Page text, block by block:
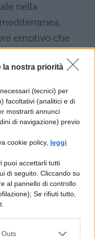
la nostra priorità
(tecnici) per
facoltativi (analitici e di
mostrarti annunci
di navigazione) previo
cookie policy, leggi
puoi accettarli tutti
di seguito. Cliccando su
al pannello di controllo
Se rifiuti tutto,
Outs
nella
emotivo che
e altri
posizione in
,Sloveniae
un simbolo
utilizzata per